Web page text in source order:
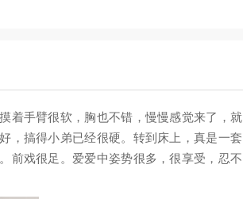
着手臂很软，胸也不错，慢慢感觉来了，就
，搞得小弟已经很硬。转到床上，真是一套
前戏很足。爱爱中姿势很多，很享受，忍不